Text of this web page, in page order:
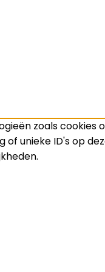
zoals
of unieke ID's op